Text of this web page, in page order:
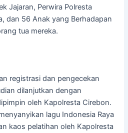
Jajaran, Perwira Polresta
dan 56 Anak yang Berhadapan
tua mereka.
registrasi dan pengecekan
dilanjutkan dengan
oleh Kapolresta Cirebon.
lagu Indonesia Raya
kaos pelatihan oleh Kapolresta